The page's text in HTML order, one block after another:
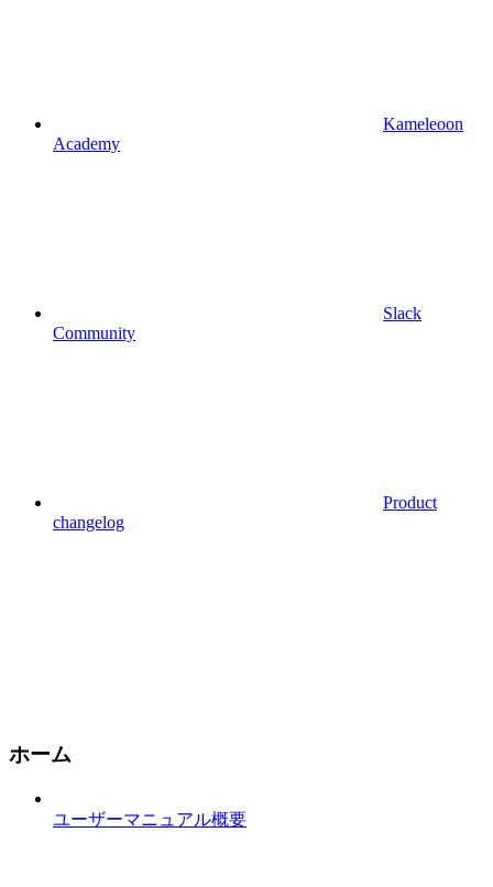
Kameleoon
Academy
Slack
Community
Product
changelog
ホーム
ユーザーマニュアル概要